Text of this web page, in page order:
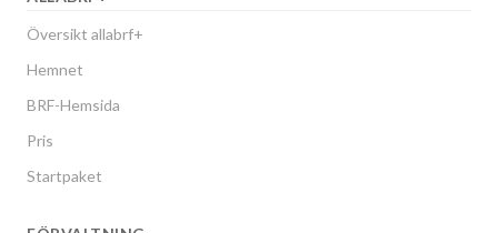
Översikt allabrf+
Hemnet
BRF-Hemsida
Pris
Startpaket